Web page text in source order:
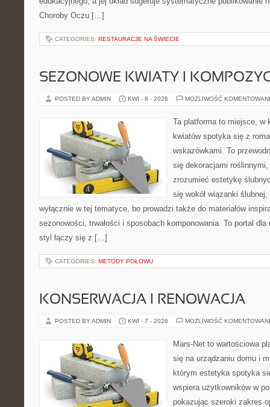
Choroby Oczu […]
CATEGORIES: RESTAURACJE NA ŚWIECIE
SEZONOWE KWIATY I
POSTED BY ADMIN KWI - 8 - 2026 MOŻLIWOŚĆ
Ta platforma to miejsce, w
kwiatów spotyka się z
wskazówkami. To
się dekoracjami
zrozumieć estetykę
się wokół wiązanki
wyłącznie w tej tematyce, bo prowadzi także do materiałów
sezonowości, trwałości i sposobach komponowania. To portal
styl łączy się z […]
CATEGORIES: METODY POŁOWU
KONSERWACJA I RENOWACJA
POSTED BY ADMIN KWI - 7 - 2026 MOŻLIWOŚĆ
Mars-Net to wartościowa
się na urządzaniu domu i
którym estetyka spotyka
wspiera użytkowników w
pokazując szeroki zakres